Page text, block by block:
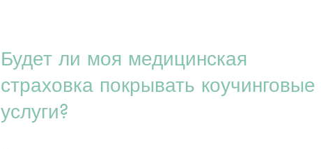
Будет ли моя медицинская
страховка покрывать коучинговые
услуги?